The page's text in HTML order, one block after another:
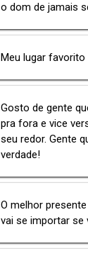
o dom de jamais
Meu lugar
Gosto de gente
pra fora e vice
seu redor. Gente
verdade!
O melhor
vai se importar se